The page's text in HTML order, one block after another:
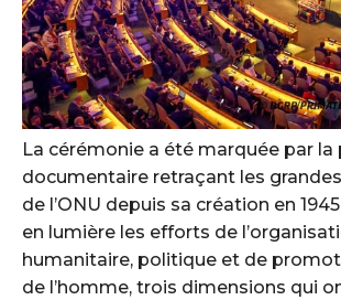
La cérémonie a été marquée par la
documentaire retraçant les
de l’ONU depuis sa création en
en lumière les efforts de
humanitaire, politique et de
de l’homme, trois dimensions qui